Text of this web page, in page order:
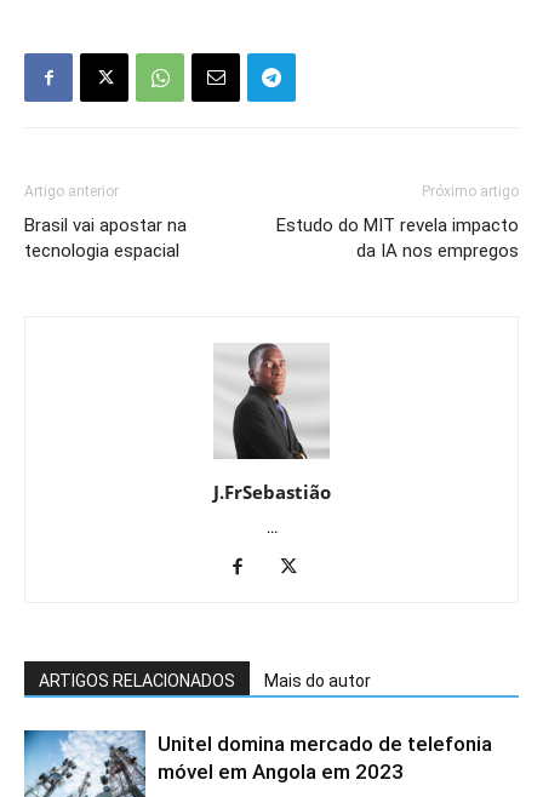
Artigo anterior
Brasil vai apostar na
tecnologia espacial
Próximo artigo
Estudo do MIT revela impacto
da IA nos empregos
J.FrSebastião
...
ARTIGOS RELACIONADOS Mais do autor
Unitel domina mercado de telefonia
móvel em Angola em 2023